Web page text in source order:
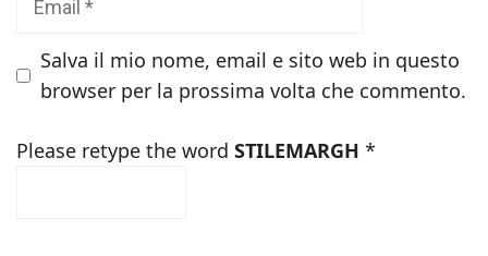
Salva il mio nome, email e sito web in questo
browser per la prossima volta che commento.
Please retype the word STILEMARGH *